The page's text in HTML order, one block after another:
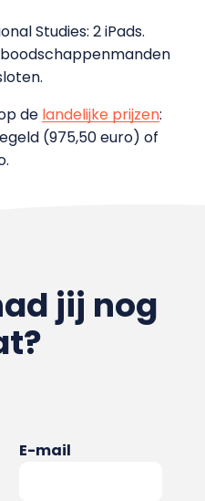
Studies: 2 iPads.
de landelijke prijzen:
(975,50 euro) of
jij nog
E-mail